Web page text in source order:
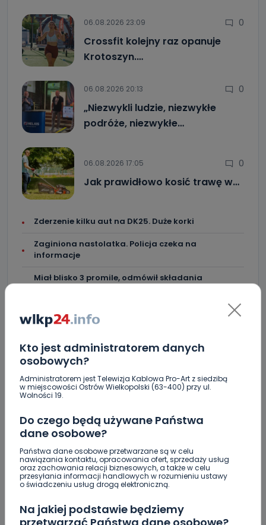
Kto jest administratorem danych
osobowych?
Administratorem jest Telewizja Kablowa Pro-Art z siedzibą
w miejscowości Ostrów Wielkopolski (63-400) przy ul.
Wolności 19.
Do czego będą używane Państwa
dane osobowe?
Państwa dane osobowe przetwarzane są w celu
nawiązania kontaktu, opracowania ofert, sprzedaży usług
oraz zachowania relacji biznesowych, a także w celu
przesyłania informacji handlowych w rozumieniu ustawy
o świadczeniu usług drogą elektroniczną.
Na jakiej podstawie będziemy
06.08.2026 23:09 0
Crossfit kolejny raz opanuje
Krotoszyn.…
06.08.2026 20:13 0
„Niezwykli ludzie, niezwykłe
podróże, niezwykłe…
06.08.2026 17:05 0
Jak prawidłowo kosić trawę w…
Zderzenie kilku aut na DK25. Duże korki
Zaginiona nastolatka. Policja czeka na
informacje
Miał blisko 3 promile, odmówił składania
Drugie podejście. Podpisano umowę na
dokończenie rewitalizacji parku
Z Krotoszyna do Wrocławia. Krótka ucieczka przed
policją
Czysty magnez z potasem – dlaczego warto
zajrzeć do wyników z laboratorium?
Utrudnienia na Ledóchowskiego jeszcze do końca
wakacji
Policja ostrzega: wakacje to raj dla włamywaczy
[WIDEO]
Greg Hancock z wizytą w Ostrowie Wielkopolskim.
Wspiera amerykańskie talenty [WIDEO]
Masz karaluchy w domu? Sprawdź, jak skutecznie